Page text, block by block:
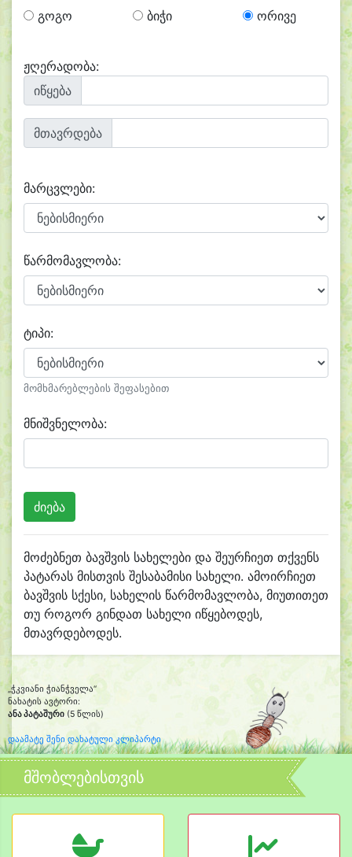
გოგო ბიჭი ორივე
ჟღერადობა:
იწყება
მთავრდება
მარცვლები:
წარმომავლობა:
ტიპი:
მომხმარებლების შეფასებით
მნიშვნელობა:
მოძებნეთ ბავშვის სახელები და შეურჩიეთ თქვენს
პატარას მისთვის შესაბამისი სახელი. ამოირჩიეთ
ბავშვის სქესი, სახელის წარმომავლობა, მიუთითეთ
თუ როგორ გინდათ სახელი იწყებოდეს,
მთავრდებოდეს.
„ჭკვიანი ჭიანჭველა“
ნახატის ავტორი:
ანა პატაშური (5 წლის)
დაამატე შენი დახატული კლიპარტი
მშობლებისთვის